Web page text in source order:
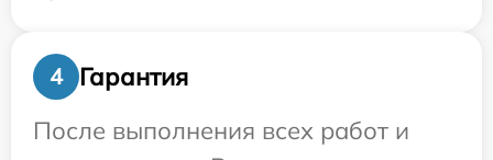
4
Гарантия
После выполнения всех работ и